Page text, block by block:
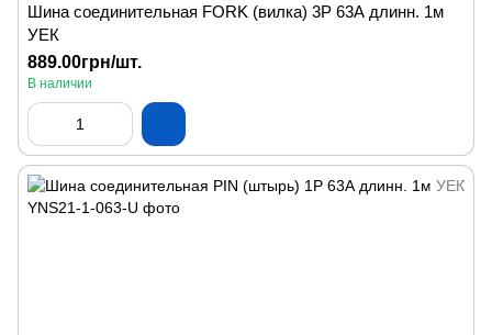
Шина соединительная FORK (вилка) 3P 63А длинн. 1м
УЕК
889.00грн/шт.
В наличии